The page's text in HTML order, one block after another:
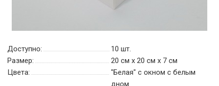
Доступно: 10 шт.
Размер:
20 см х 20 см х 7 см
Цвета:
"Белая" с окном c белым
дном